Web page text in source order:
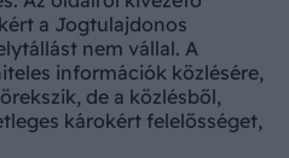
a Jogtulajdonos
nem vállal. A
információk közlésére,
de a közlésből,
károkért felelősséget,